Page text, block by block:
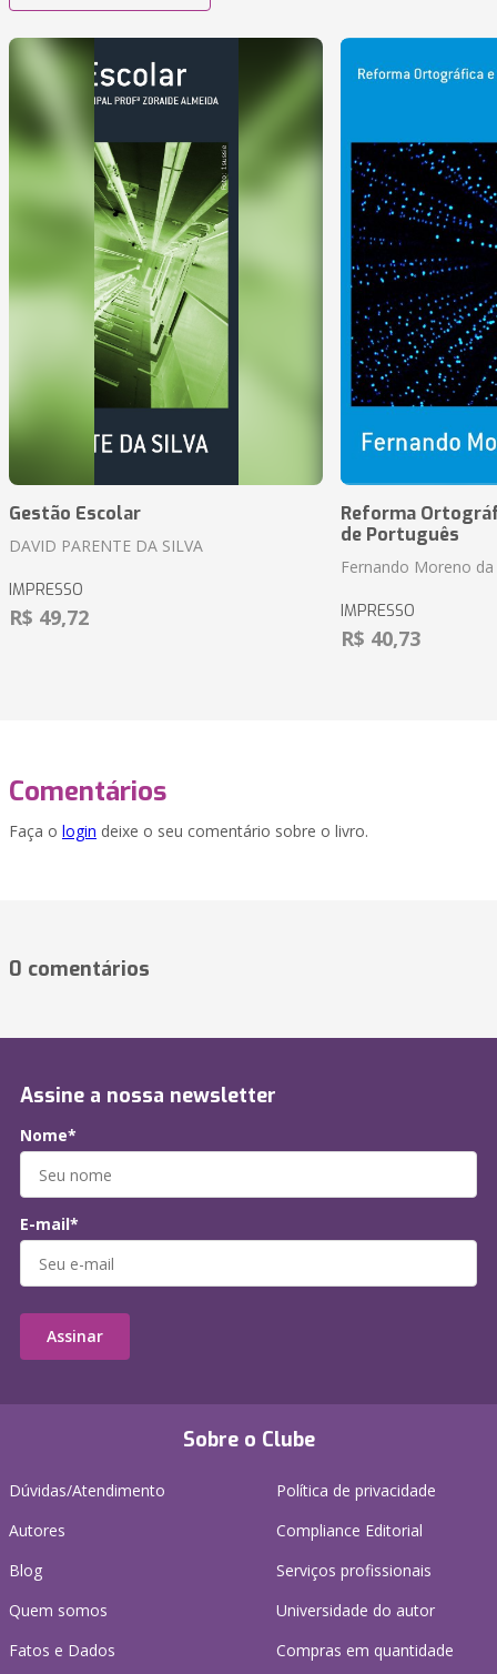
Gestão Escolar
DAVID PARENTE DA SILVA
IMPRESSO
R$ 49,72
Reforma
de Português
Fernando Moreno da
IMPRESSO
R$ 40,73
Comentários
Faça o login deixe o seu comentário sobre o livro.
0 comentários
Sobre o Clube
Dúvidas/Atendimento
Autores
Blog
Quem somos
Fatos e Dados
Política de privacidade
Compliance Editorial
Serviços profissionais
Universidade do autor
Compras em quantidade
Assine a nossa newsletter
Nome*
E-mail*
Assinar